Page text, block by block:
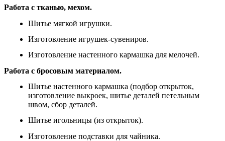
Работа с тканью, мехом.
Шитье мягкой игрушки.
Изготовление игрушек-сувениров.
Изготовление настенного кармашка для мелочей.
Работа с бросовым материалом.
Шитье настенного кармашка (подбор открыток,
изготовление выкроек, шитье деталей петельным
швом, сбор деталей.
Шитье игольницы (из открыток).
Изготовление подставки для чайника.